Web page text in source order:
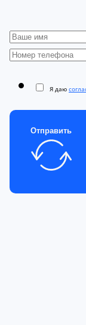
Я даю
Отправить